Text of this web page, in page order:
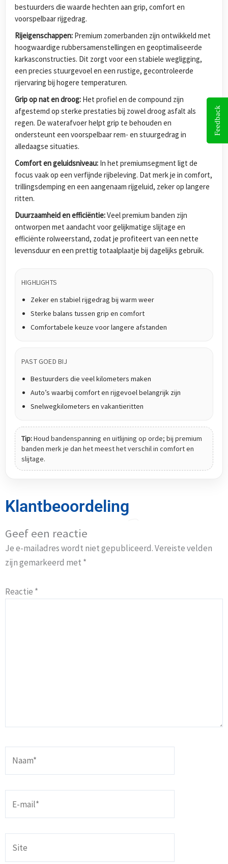
bestuurders die waarde hechten aan grip, comfort en
voorspelbaar rijgedrag.
Rijeigenschappen: Premium zomerbanden zijn ontwikkeld met
hoogwaardige rubbersamenstellingen en geoptimaliseerde
karkasconstructies. Dit zorgt voor een stabiele wegligging,
een precies stuurgevoel en een rustige, gecontroleerde
rijervaring bij hogere temperaturen.
Grip op nat en droog: Het profiel en de compound zijn
afgestemd op sterke prestaties bij zowel droog asfalt als
regen. De waterafvoer helpt grip te behouden en
ondersteunt een voorspelbaar rem- en stuurgedrag in
alledaagse situaties.
Comfort en geluidsniveau: In het premiumsegment ligt de
focus vaak op een verfijnde rijbeleving. Dat merk je in comfort,
trillingsdemping en een aangenaam rijgeluid, zeker op langere
ritten.
Duurzaamheid en efficiëntie:Veel premium banden zijn
ontworpen met aandacht voor gelijkmatige slijtage en
efficiënte rolweerstand, zodat je profiteert van een nette
levensduur en een prettig totaalplaatje bij dagelijks gebruik.
HIGHLIGHTS
Zeker en stabiel rijgedrag bij warm weer
Sterke balans tussen grip en comfort
Comfortabele keuze voor langere afstanden
PAST GOED BIJ
Bestuurders die veel kilometers maken
Auto’s waarbij comfort en rijgevoel belangrijk zijn
Snelwegkilometers en vakantieritten
Tip:Houd bandenspanning en uitlijning op orde; bij premium
banden merk je dan het meest het verschil in comfort en
slijtage.
Klantbeoordeling
Geef een reactie
Je e-mailadres wordt niet gepubliceerd.Vereiste velden
zijn gemarkeerd met *
Reactie *
mail*
Feedback